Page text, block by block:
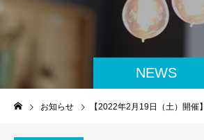
NEWS
お知らせ 【2022年2月19日（土）開催】6年生春から何